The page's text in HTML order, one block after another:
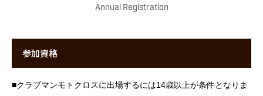
Annual Registration
参加資格
■クラブマンモトクロスに出場するには14歳以上が条件となりま